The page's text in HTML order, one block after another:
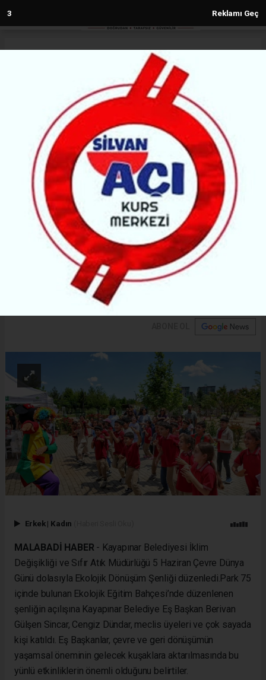
2 Reklamı Geç
Kayapınar’da Ekoloji Şenliği
(H M) - Haber Merkezi | 04.06.2026 - 18:11, Güncelleme: 04.06.2026 - 18:11
43812+ kez okundu.
Kayapınar Belediyesi 5 Haziran Çevre Dünya Günü
dolasıyla Ekolojik Dönüşüm Şenliği düzenledi.
Şenlikte tohum yolculuğu, kompost yapımı, bez
boyama, çanta boyama, eski kotlarından çanta
yapımı, atık kâğıttan kâğıt yapımı, kitap-oyuncak
takas etkinliği, atık kâğıttan kâğıt yapımı, kuş
yemliği yapımı ve bugün buraya kaç karbonla geldin
etkinlikleri düzenlendi.
Erkek | Kadın
MALABADİ HABER - Kayapınar Belediyesi İklim
Değişikliği ve Sıfır Atık Müdürlüğü 5 Haziran Çevre Dünya
Günü dolasıyla Ekolojik Dönüşüm Şenliği düzenledi.Park 75
içinde bulunan Ekolojik Eğitim Bahçesi’nde düzenlenen
şenliğin açılışına Kayapınar Belediye Eş Başkan Berivan
Gülşen Sincar, Cengiz Dündar, meclis üyeleri ve çok sayada
kişi katıldı. Eş Başkanlar, çevre ve geri dönüşümün
yaşamsal öneminin gelecek kuşaklara aktarılmasında bu
yünlü etkinliklerin önemli olduğunu belirtiler.